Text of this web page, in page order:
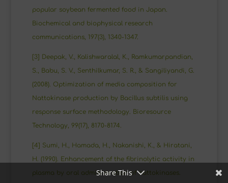
popular soybean fermented food in Japan.
Biochemical and biophysical research
communications, 197(3), 1340-1347.
[3] Deepak, V., Kalishwaralal, K., Ramkumarpandian,
S., Babu, S. V., Senthilkumar, S. R., & Sangiliyandi, G.
(2008). Optimization of media composition for
Nattokinase production by Bacillus subtilis using
response surface methodology. Bioresource
Technology, 99(17), 8170-8174.
[4] Sumi, H., Hamada, H., Nakanishi, K., & Hiratani,
H. (1990). Enhancement of the fibrinolytic activity in
plasma by oral administration of nattokinases.
Share This
Facebook
Twitter
LinkedIn